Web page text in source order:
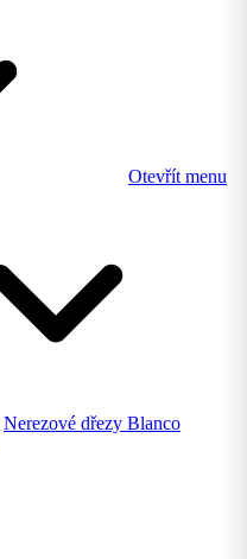
Otevřít menu
Nerezové dřezy Blanco